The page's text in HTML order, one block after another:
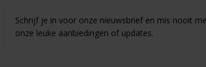
Schrijf je in voor onze nieuwsbrief en mis nooit
onze leuke aanbiedingen of updates.